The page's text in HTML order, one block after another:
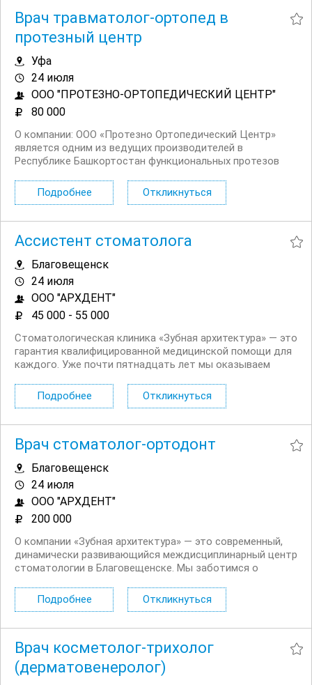
Врач травматолог-ортопед в
протезный центр
Уфа
24 июля
ООО "ПРОТЕЗНО-ОРТОПЕДИЧЕСКИЙ ЦЕНТР"
80 000
О компании: ООО «Протезно Ортопедический Центр»
является одним из ведущих производителей в
Республике Башкортостан функциональных протезов
входит оказание протезно ортопедической помощи
населению, обеспечение техническими средствами
Подробнее Откликнуться
Ассистент стоматолога
Благовещенск
24 июля
ООО "АРХДЕНТ"
45 000 - 55 000
Стоматологическая клиника «Зубная архитектура» — это
гарантия квалифицированной медицинской помощи для
каждого. Уже почти пятнадцать лет мы оказываем
детям. Наша команда приятные и заботливые
специалисты, которые любят свою работу, постоянно...
Подробнее Откликнуться
Врач стоматолог-ортодонт
Благовещенск
24 июля
ООО "АРХДЕНТ"
200 000
О компании «Зубная архитектура» — это современный,
динамически развивающийся междисциплинарный центр
стоматологии в Благовещенске. Мы заботимся о
сотрудников. Предоставляем самое современное и
качественное оборудование для работы.
Подробнее Откликнуться
Врач косметолог-трихолог
(дерматовенеролог)